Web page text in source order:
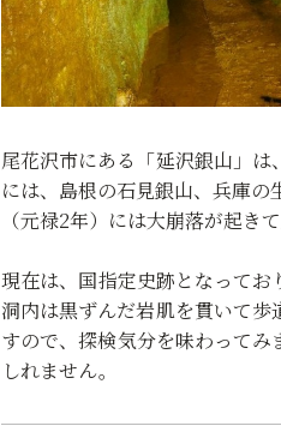
尾花沢市にある「延沢銀山」
には、島根の石見銀山、兵庫
（元禄2年）には大崩落が起き
現在は、国指定史跡となって
洞内は黒ずんだ岩肌を貫いて
すので、探検気分を味わって
しれません。